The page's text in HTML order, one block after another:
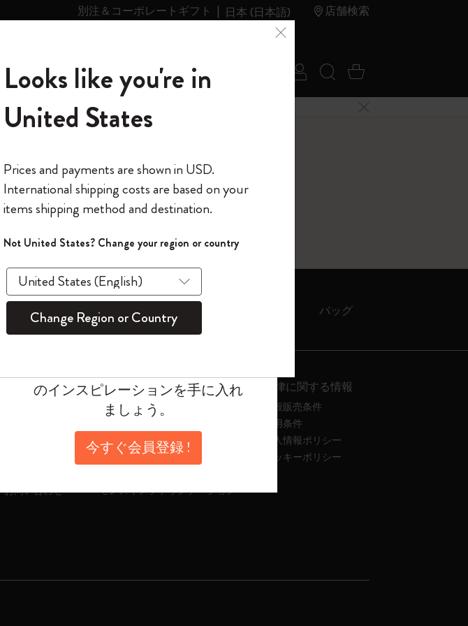
別注＆コーポレートギフト 日本 (日本語) 店舗検索
ム
ャーナル
クション
システム
ートとは
ョン
」コレ
ング』コレク
ブック
ョン
コレクショ
コレクション
り物
贈り物
物
物です
ト
ンズ・コレク
ン
システム
リー
の世界
サブカテゴリ
ール
ログイン
モレスキンの世界へようこそ
*メールアドレス
*パスワード
このデバイスで情報を保存する
ログイン
検索 (キーワード
カート 0 アイ
入で送料無料
メニューを閉じる
キンスマート バッグ
ヘルプガイド
お問い合わせ
会社
モレスキンのマニフェスト
倫理規定
採用情報
モレスキンファウンデーション
法律に関する情報
一般販売条件
使用条件
個人情報ポリシー
クッキーポリシー
モレスキンの世界へようこそ
今すぐ会員登録して、コード
「WELCOME10」を入力すると、初
回注文が10%オフ＋送料無料になり
ます。セール・アウトレット品は
適用外。
のインスピレーションを手に入れ
ましょう。
今すぐ会員登録 !
Looks like you're in
United States
Prices and payments are shown in USD.
International shipping costs are based on your
items shipping method and destination.
Not United States? Change your region or country
Change Region or Country